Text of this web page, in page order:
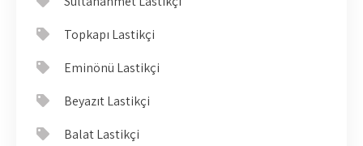
Topkapı Lastikçi
Eminönü Lastikçi
Beyazıt Lastikçi
Balat Lastikçi